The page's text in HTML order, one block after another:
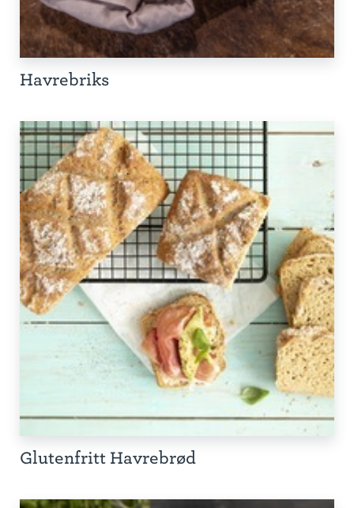
Havrebriks
Glutenfritt Havrebrød